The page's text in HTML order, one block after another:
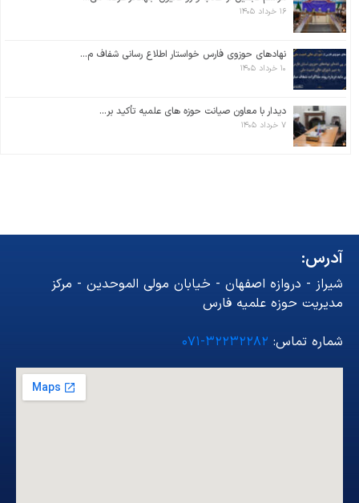
۱۶ خرداد ۱۴۰۵
نهادهای حوزوی فارس خواستار اطلاع رسانی شفاف م...
۱۰ خرداد ۱۴۰۵
دیدار با معاون صیانت حوزه های علمیه تأکید بر...
۷ خرداد ۱۴۰۵
آدرس:
شیراز - دروازه اصفهان - خیابان مولی الموحدین - مرکز
مدیریت حوزه علمیه فارس
شماره تماس: ۳۲۲۳۲۲۸۲-۰۷۱